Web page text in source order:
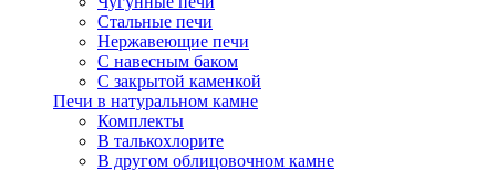
Стальные печи
Нержавеющие печи
С навесным баком
С закрытой каменкой
Печи в натуральном камне
Комплекты
В талькохлорите
В другом облицовочном камне